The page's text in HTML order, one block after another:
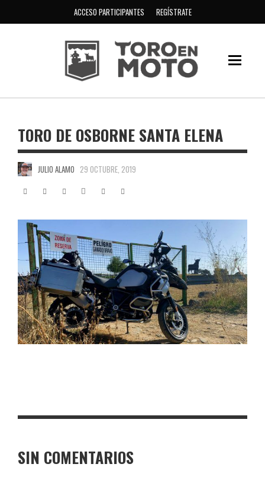
ACCESO PARTICIPANTES REGÍSTRATE
TORO DE OSBORNE SANTA ELENA
JULIO ALAMO 29 OCTUBRE, 2019
SIN COMENTARIOS